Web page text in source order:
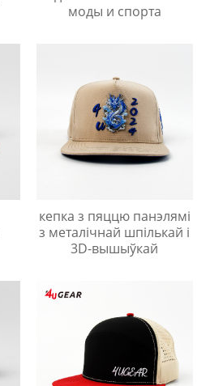
моды и спорта
кепка з пяццю панэлямі
з металічнай шпількай і
3D-вышыўкай